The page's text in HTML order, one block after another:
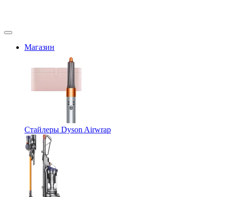
Магазин
Стайлеры Dyson Airwrap